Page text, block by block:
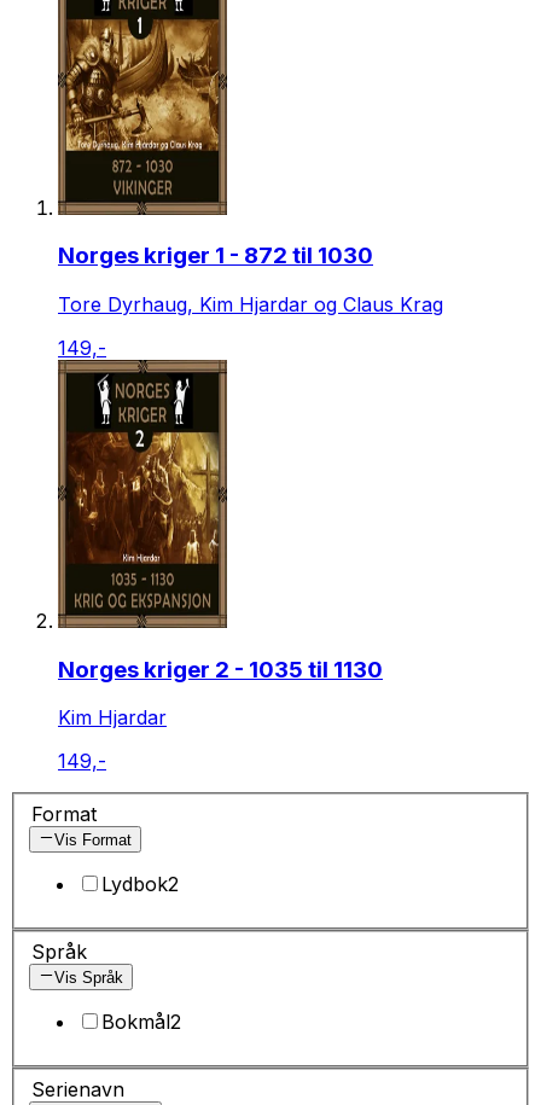
Norges kriger 1 - 872 til 1030
Tore Dyrhaug, Kim Hjardar og Claus Krag
149,-
Norges kriger 2 - 1035 til 1130
Kim Hjardar
149,-
Format
Vis Format
Lydbok2
Språk
Vis Språk
Bokmål2
Serienavn